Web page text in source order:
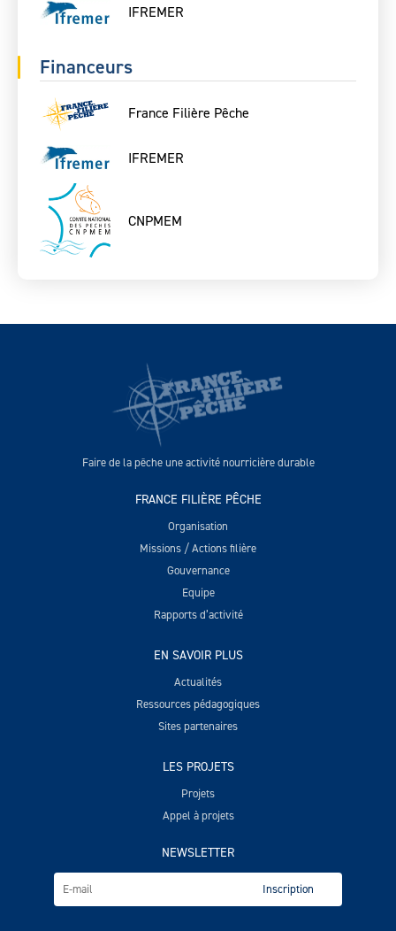
IFREMER
Financeurs
France Filière Pêche
IFREMER
CNPMEM
Faire de la pêche une activité nourricière durable
FRANCE FILIÈRE PÊCHE
Organisation
Missions / Actions filière
Gouvernance
Equipe
Rapports d’activité
EN SAVOIR PLUS
Actualités
Ressources pédagogiques
Sites partenaires
LES PROJETS
Projets
Appel à projets
NEWSLETTER